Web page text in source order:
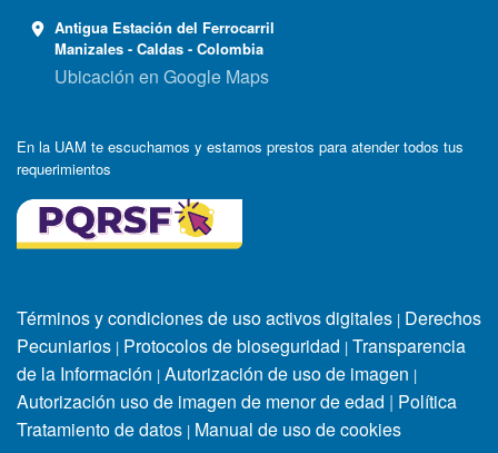
Antigua Estación del Ferrocarril
Manizales - Caldas - Colombia
Ubicación en Google Maps
En la UAM te escuchamos y estamos prestos para atender todos tus
requerimientos
Términos y condiciones de uso activos digitales | Derechos
Pecuniarios | Protocolos de bioseguridad | Transparencia
de la Información | Autorización de uso de imagen |
Autorización uso de imagen de menor de edad | Política
Tratamiento de datos | Manual de uso de cookies